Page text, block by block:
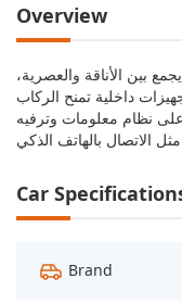
Overview
بين الأناقة والعصرية،
داخلية تمنح الركاب
نظام معلومات وترفيه
Car
Brand